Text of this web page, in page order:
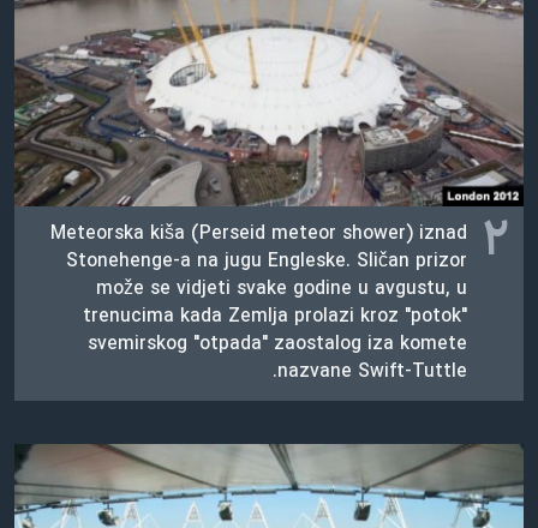
نرگس محمدی برنده جایزه نوبل صلح
همایش محافظه‌کاران آمریکا «سی‌پک»
صفحه‌های ویژه
سفر پرزیدنت ترامپ به چین
۲
Meteorska kiša (Perseid meteor shower) iznad
Stonehenge-a na jugu Engleske. Sličan prizor
može se vidjeti svake godine u avgustu, u
trenucima kada Zemlja prolazi kroz "potok"
svemirskog "otpada" zaostalog iza komete
nazvane Swift-Tuttle.